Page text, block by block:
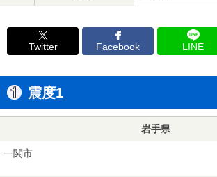
Twitter Facebook LINE
震度1
岩手県
一関市